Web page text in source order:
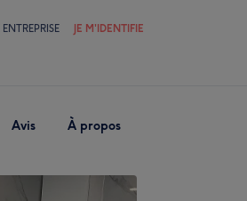
JE M'IDENTIFIE
Avis À propos